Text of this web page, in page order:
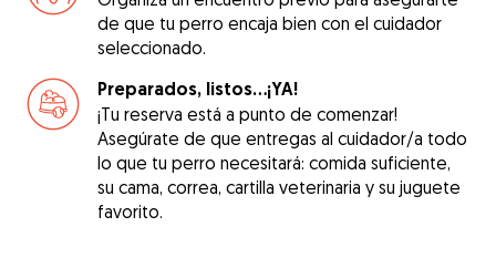
de que tu perro encaja bien con el cuidador
seleccionado.
Preparados, listos...¡YA!
¡Tu reserva está a punto de comenzar!
Asegúrate de que entregas al cuidador/a todo
lo que tu perro necesitará: comida suficiente,
su cama, correa, cartilla veterinaria y su juguete
favorito.